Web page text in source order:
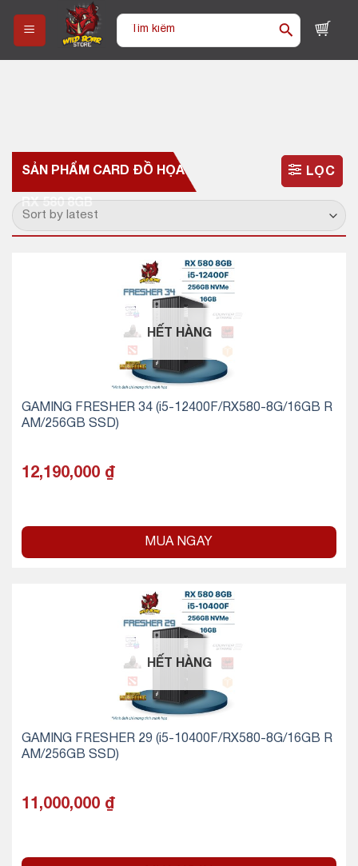
content
Tìm
SẢN PHẨM CARD ĐỒ HỌA
RX 580 8GB
LỌC
HẾT HÀNG
GAMING FRESHER 34 (i5-12400F/RX580-8G/16GB R
AM/256GB SSD)
12,190,000 ₫
MUA NGAY
HẾT HÀNG
GAMING FRESHER 29 (i5-10400F/RX580-8G/16GB R
AM/256GB SSD)
11,000,000 ₫